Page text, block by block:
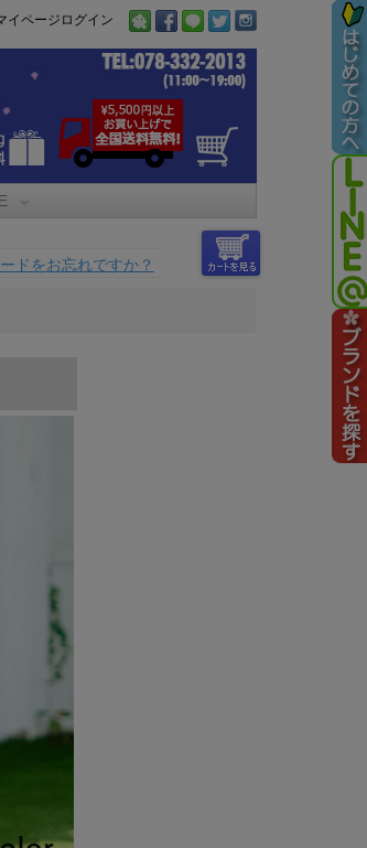
イページログイン
ドをお忘れですか？